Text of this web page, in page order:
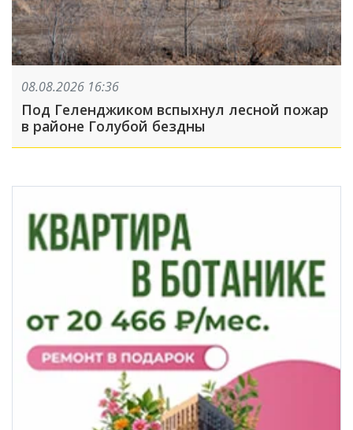
08.08.2026 16:36
Под Геленджиком вспыхнул лесной пожар
в районе Голубой бездны